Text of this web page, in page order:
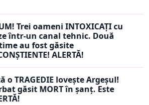
Trei oameni INTOXICAȚI cu
într-un canal tehnic. Două
au fost găsite
ALERTĂ!
o TRAGEDIE lovește Argeșul!
găsit MORT în șanț. Este